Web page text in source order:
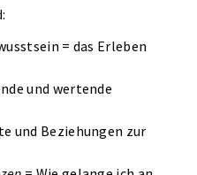
= das Erleben
und wertende
und Beziehungen zur